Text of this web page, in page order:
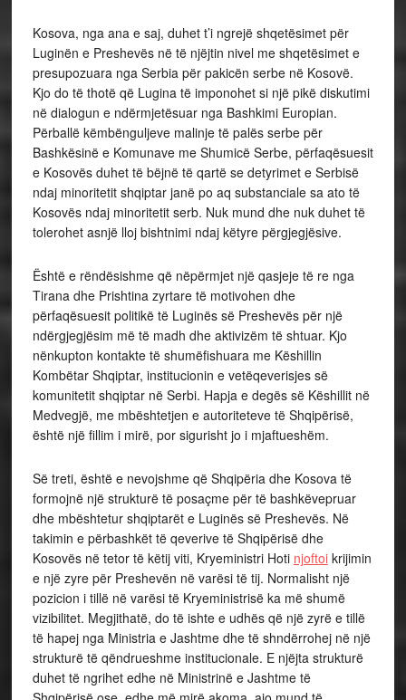
Kosova, nga ana e saj, duhet t’i ngrejë shqetësimet për
Luginën e Preshevës në të njëjtin nivel me shqetësimet e
presupozuara nga Serbia për pakicën serbe në Kosovë.
Kjo do të thotë që Lugina të imponohet si një pikë diskutimi
në dialogun e ndërmjetësuar nga Bashkimi Europian.
Përballë këmbënguljeve malinje të palës serbe për
Bashkësinë e Komunave me Shumicë Serbe, përfaqësuesit
e Kosovës duhet të bëjnë të qartë se detyrimet e Serbisë
ndaj minoritetit shqiptar janë po aq substanciale sa ato të
Kosovës ndaj minoritetit serb. Nuk mund dhe nuk duhet të
tolerohet asnjë lloj bishtnimi ndaj këtyre përgjegjësive.
Është e rëndësishme që nëpërmjet një qasjeje të re nga
Tirana dhe Prishtina zyrtare të motivohen dhe
përfaqësuesit politikë të Luginës së Preshevës për një
ndërgjegjësim më të madh dhe aktivizëm të shtuar. Kjo
nënkupton kontakte të shumëfishuara me Këshillin
Kombëtar Shqiptar, institucionin e vetëqeverisjes së
komunitetit shqiptar në Serbi. Hapja e degës së Këshillit në
Medvegjë, me mbështetjen e autoriteteve të Shqipërisë,
është një fillim i mirë, por sigurisht jo i mjaftueshëm.
Së treti, është e nevojshme që Shqipëria dhe Kosova të
formojnë një strukturë të posaçme për të bashkëvepruar
dhe mbështetur shqiptarët e Luginës së Preshevës. Në
takimin e përbashkët të qeverive të Shqipërisë dhe
Kosovës në tetor të këtij viti, Kryeministri Hoti njoftoikrijimin
e një zyre për Preshevën në varësi të tij. Normalisht një
pozicion i tillë në varësi të Kryeministrisë ka më shumë
vizibilitet. Megjithatë, do të ishte e udhës që një zyrë e tillë
të hapej nga Ministria e Jashtme dhe të shndërrohej në një
strukturë të qëndrueshme institucionale. E njëjta strukturë
duhet të ngrihet edhe në Ministrinë e Jashtme të